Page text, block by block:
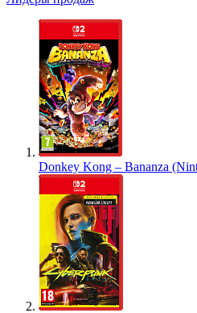
Donkey Kong – Bananza